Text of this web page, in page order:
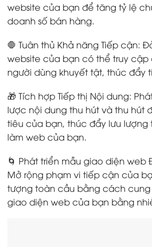
website của bạn để tăng tỷ lệ
doanh số bán hàng.
🛑 Tuân thủ Khả năng Tiếp cận:
website của bạn có thể truy cập
người dùng khuyết tật, thúc đẩy
🎁 Tích hợp Tiếp thị Nội dung:
lược nội dung thu hút và thu hút
tiêu của bạn, thúc đẩy lưu lượng
làm web của bạn.
🌀 Phát triển mẫu giao diện web
Mở rộng phạm vi tiếp cận của
tượng toàn cầu bằng cách
giao diện web của bạn bằng